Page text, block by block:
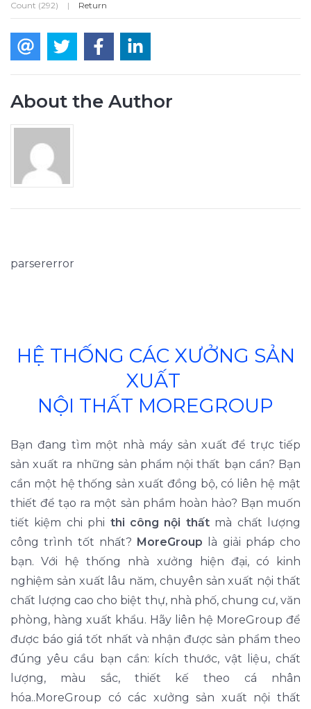
Count (292) | Return
About the Author
parsererror
HỆ THỐNG CÁC XƯỞNG SẢN
XUẤT
NỘI THẤT MOREGROUP
Bạn đang tìm một nhà máy sản xuất để trực tiếp
sản xuất ra những sản phẩm nội thất bạn cần? Bạn
cần một hệ thống sản xuất đồng bộ, có liên hệ mật
thiết để tạo ra một sản phầm hoàn hảo? Bạn muốn
tiết kiệm chi phi thi công nội thấtmà chất lượng
công trình tốt nhất? MoreGroup là giải pháp cho
bạn. Với hệ thống nhà xưởng hiện đại, có kinh
nghiệm sản xuất lâu năm, chuyên sản xuất nội thất
chất lượng cao cho biệt thự, nhà phố, chung cư, văn
phòng, hàng xuất khẩu. Hãy liên hệ MoreGroup để
được báo giá tốt nhất và nhận được sản phẩm theo
đúng yêu cầu bạn cần: kích thước, vật liệu, chất
lượng, màu sắc, thiết kế theo cá nhân
hóa..MoreGroup có các xưởng sản xuất nội thất